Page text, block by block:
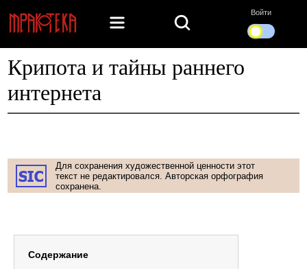
Войти
Крипота и тайны раннего
интернета
Для сохранения художественной ценности этот
текст не редактировался. Авторская орфография
сохранена.
Содержание